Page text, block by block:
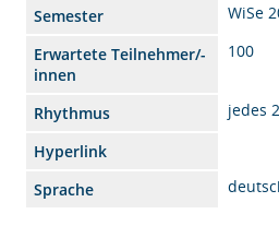
Semester
WiSe
Erwartete Teilnehmer/-
innen
100
Rhythmus
jedes
Hyperlink
Sprache